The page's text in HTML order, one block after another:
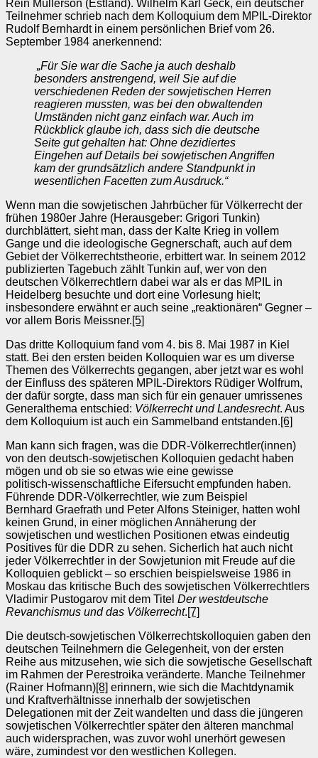
Rein Müllerson (Estland). Wilhelm Karl Geck, ein deutscher
Teilnehmer schrieb nach dem Kolloquium dem MPIL-Direktor
Rudolf Bernhardt in einem persönlichen Brief vom 26.
September 1984 anerkennend:
„Für Sie war die Sache ja auch deshalb
besonders anstrengend, weil Sie auf die
verschiedenen Reden der sowjetischen Herren
reagieren mussten, was bei den obwaltenden
Umständen nicht ganz einfach war. Auch im
Rückblick glaube ich, dass sich die deutsche
Seite gut gehalten hat: Ohne dezidiertes
Eingehen auf Details bei sowjetischen Angriffen
kam der grundsätzlich andere Standpunkt in
wesentlichen Facetten zum Ausdruck.“
Wenn man die sowjetischen Jahrbücher für Völkerrecht der
frühen 1980er Jahre (Herausgeber: Grigori Tunkin)
durchblättert, sieht man, dass der Kalte Krieg in vollem
Gange und die ideologische Gegnerschaft, auch auf dem
Gebiet der Völkerrechtstheorie, erbittert war. In seinem 2012
publizierten Tagebuch zählt Tunkin auf, wer von den
deutschen Völkerrechtlern dabei war als er das MPIL in
Heidelberg besuchte und dort eine Vorlesung hielt;
insbesondere erwähnt er auch seine „reaktionären“ Gegner –
vor allem Boris Meissner.[5]
Das dritte Kolloquium fand vom 4. bis 8. Mai 1987 in Kiel
statt. Bei den ersten beiden Kolloquien war es um diverse
Themen des Völkerrechts gegangen, aber jetzt war es wohl
der Einfluss des späteren MPIL-Direktors Rüdiger Wolfrum,
der dafür sorgte, dass man sich für ein genauer umrissenes
Generalthema entschied: Völkerrecht und Landesrecht. Aus
dem Kolloquium ist auch ein Sammelband entstanden.[6]
Man kann sich fragen, was die DDR-Völkerrechtler(innen)
von den deutsch‑sowjetischen Kolloquien gedacht haben
mögen und ob sie so etwas wie eine gewisse
politisch‑wissenschaftliche Eifersucht empfunden haben.
Führende DDR-Völkerrechtler, wie zum Beispiel
Bernhard Graefrath und Peter Alfons Steiniger, hatten wohl
keinen Grund, in einer möglichen Annäherung der
sowjetischen und westlichen Positionen etwas eindeutig
Positives für die DDR zu sehen. Sicherlich hat auch nicht
jeder Völkerrechtler in der Sowjetunion mit Freude auf die
Kolloquien geblickt – so erschien beispielsweise 1986 in
Moskau das kritische Buch des sowjetischen Völkerrechtlers
Vladimir Pustogarov mit dem Titel Der westdeutsche
Revanchismus und das Völkerrecht.[7]
Die deutsch-sowjetischen Völkerrechtskolloquien gaben den
deutschen Teilnehmern die Gelegenheit, von der ersten
Reihe aus mitzusehen, wie sich die sowjetische Gesellschaft
im Rahmen der Perestroika veränderte. Manche Teilnehmer
(Rainer Hofmann)[8] erinnern, wie sich die Machtdynamik
und Kraftverhältnisse innerhalb der sowjetischen
Delegationen mit der Zeit wandelten und dass die jüngeren
sowjetischen Völkerrechtler später den älteren manchmal
auch widersprachen, was zuvor wohl unerhört gewesen
wäre, zumindest vor den westlichen Kollegen.